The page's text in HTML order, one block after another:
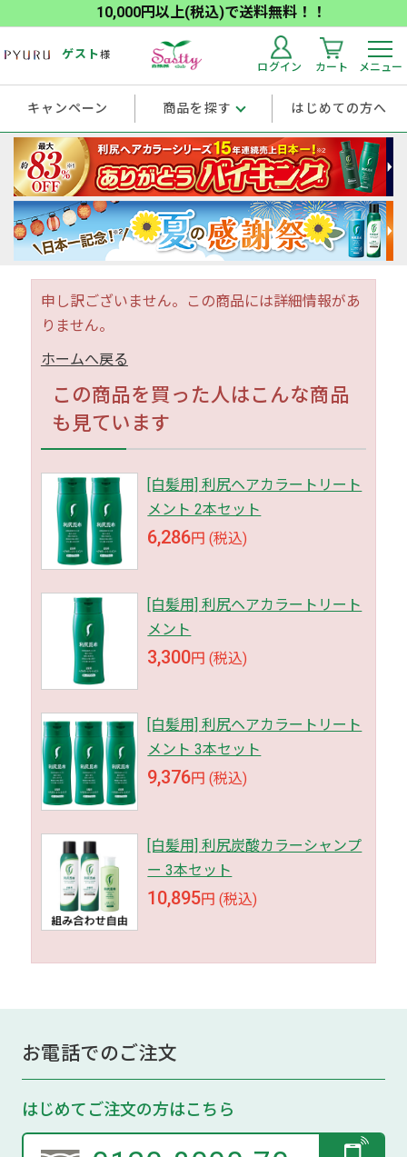
10,000円以上(税込)で送料無料！！
ゲスト様
ログイン カート メニュー
キャンペーン 商品を探す はじめての方へ
申し訳ございません。この商品には詳細情報があ
りません。
ホームへ戻る
この商品を買った人はこんな商品
も見ています
[白髪用] 利尻ヘアカラートリート
メント 2本セット
6,286円 (税込)
[白髪用] 利尻ヘアカラートリート
メント
3,300円 (税込)
[白髪用] 利尻ヘアカラートリート
メント 3本セット
9,376円 (税込)
[白髪用] 利尻炭酸カラーシャンプ
ー 3本セット
10,895円 (税込)
お電話でのご注文
はじめてご注文の方はこちら